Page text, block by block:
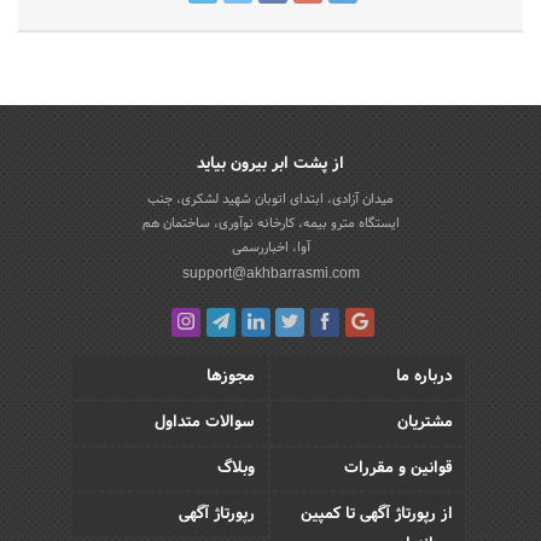
از پشت ابر بیرون بیاید
میدان آزادی، ابتدای اتوبان شهید لشکری، جنب
ایستگاه مترو بیمه، کارخانه نوآوری، ساختمان هم
آوا، اخباررسمی
support@akhbarrasmi.com
درباره ما
مجوزها
مشتریان
سوالات متداول
قوانین و مقررات
وبلاگ
از رپورتاژ آگهی تا کمپین
رپورتاژ آگهی